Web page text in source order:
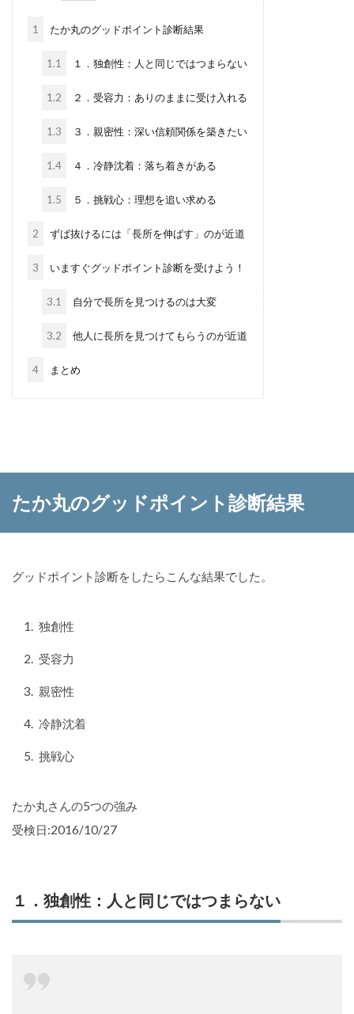
1 たか丸のグッドポイント診断結果
1.1 １．独創性：人と同じではつまらない
1.2 ２．受容力：ありのままに受け入れる
1.3 ３．親密性：深い信頼関係を築きたい
1.4 ４．冷静沈着：落ち着きがある
1.5 ５．挑戦心：理想を追い求める
2 ずば抜けるには「長所を伸ばす」のが近道
3 いますぐグッドポイント診断を受けよう！
3.1 自分で長所を見つけるのは大変
3.2 他人に長所を見つけてもらうのが近道
4 まとめ
たか丸のグッドポイント診断結果
グッドポイント診断をしたらこんな結果でした。
独創性
受容力
親密性
冷静沈着
挑戦心
たか丸さんの5つの強み
受検日:2016/10/27
１．独創性：人と同じではつまらない